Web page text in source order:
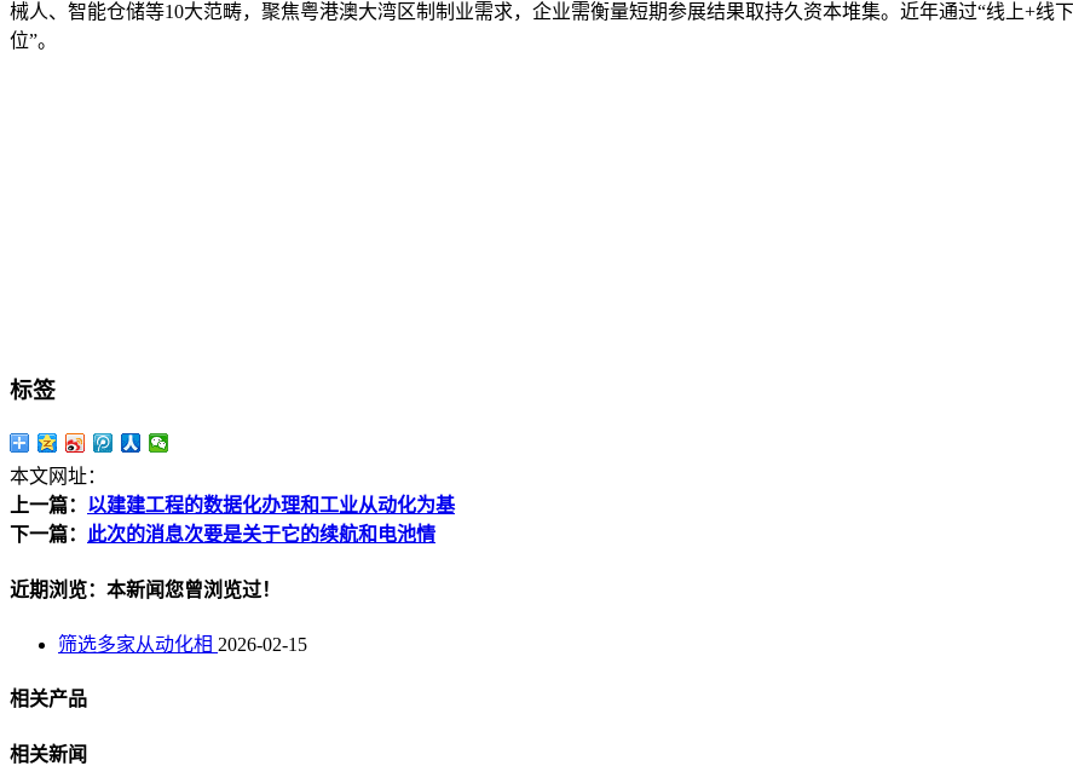
械人、智能仓储等10大范畴，聚焦粤港澳大湾区制制业需求，企业需衡量短期参展结果取持久资本堆集。近年通过“线上+线
位”。
标签
本文网址：
上一篇： 以建建工程的数据化办理和工业从动化为基
下一篇： 此次的消息次要是关于它的续航和电池情
近期浏览：本新闻您曾浏览过！
筛选多家从动化相 2026-02-15
相关产品
相关新闻